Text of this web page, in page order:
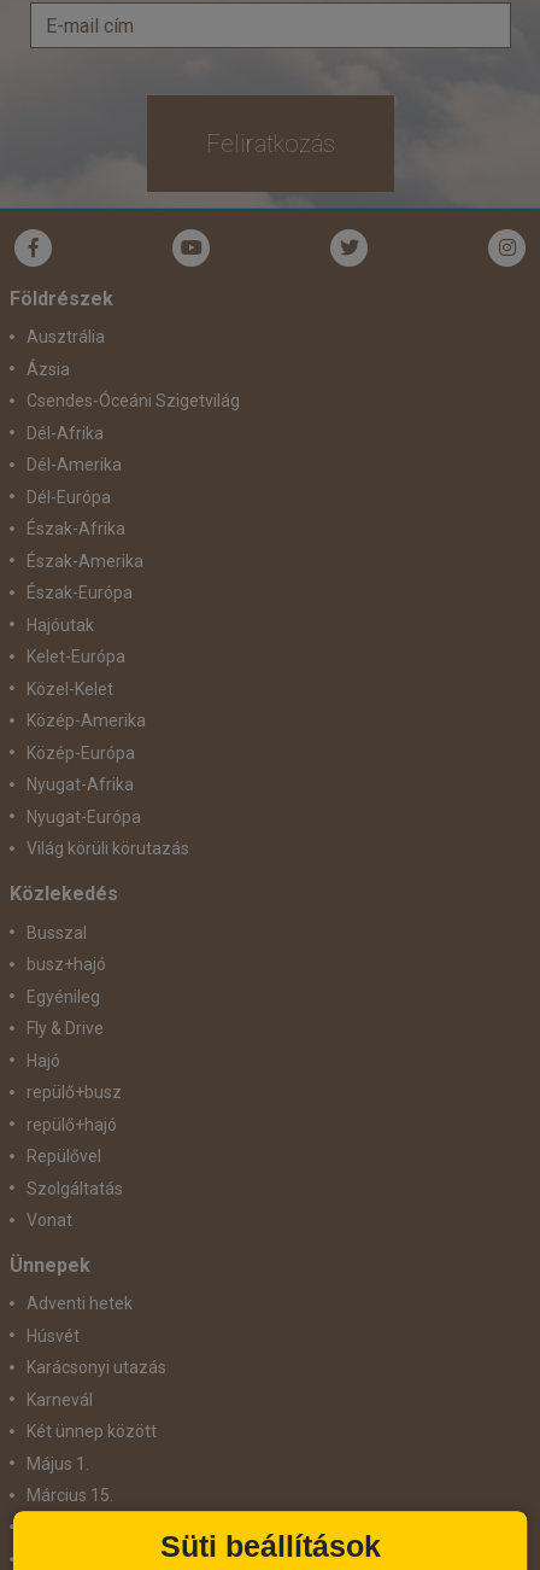
Feliratkozás
Földrészek
Ausztrália
Ázsia
Csendes-Óceáni Szigetvilág
Dél-Afrika
Dél-Amerika
Dél-Európa
Észak-Afrika
Észak-Amerika
Észak-Európa
Hajóutak
Kelet-Európa
Közel-Kelet
Közép-Amerika
Közép-Európa
Nyugat-Afrika
Nyugat-Európa
Világ körüli körutazás
Közlekedés
Busszal
busz+hajó
Egyénileg
Fly & Drive
Hajó
repülő+busz
repülő+hajó
Repülővel
Szolgáltatás
Vonat
Ünnepek
Adventi hetek
Húsvét
Karácsonyi utazás
Karnevál
Két ünnep között
Május 1.
Március 15.
Süti beállítások